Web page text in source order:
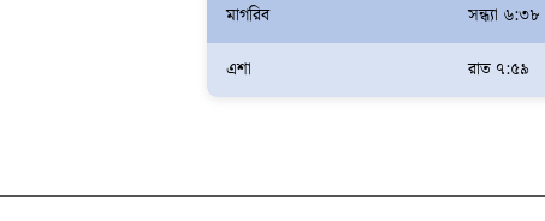
মাগরিব সন্ধ্যা ৬:৩৮
এশা রাত ৭:৫৯